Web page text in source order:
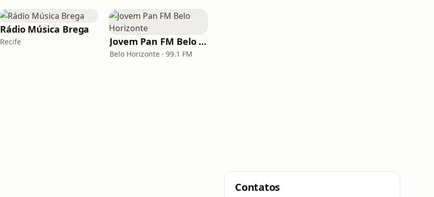
Rádio Música Brega
Recife Jovem Pan FM Belo Horizonte
Belo Horizonte · 99.1 FM
Contatos